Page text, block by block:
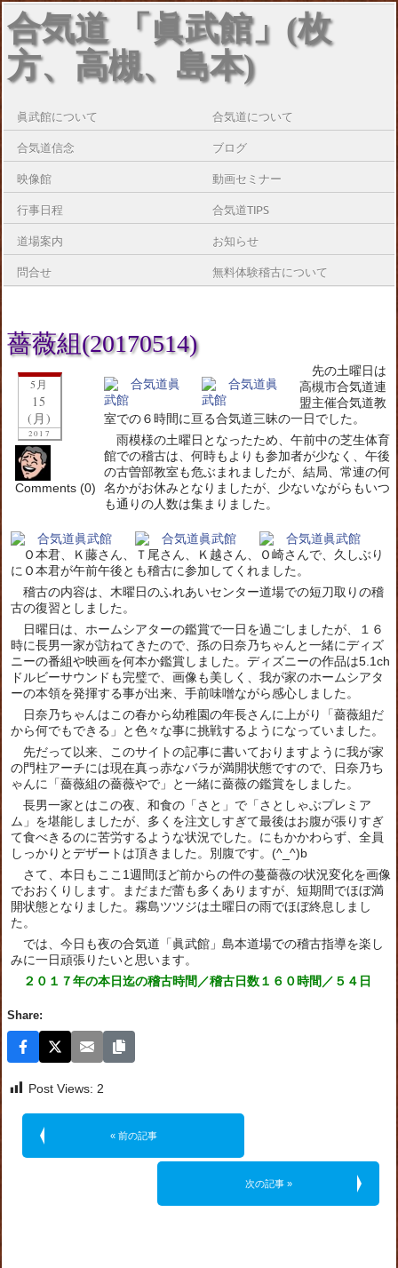
合気道 「眞武館」(枚
方、高槻、島本)
眞武館について 合気道について
合気道信念 ブログ
映像館 動画セミナー
行事日程 合気道TIPS
道場案内 お知らせ
問合せ 無料体験稽古について
薔薇組(20170514)
5月
15
(月)
2017
Comments (0)
先の土曜日は
高槻市合気道連
盟主催合気道教
室での６時間に亘る合気道三昧の一日でした。
雨模様の土曜日となったため、午前中の芝生体育
館での稽古は、何時もよりも参加者が少なく、午後
の古曽部教室も危ぶまれましたが、結局、常連の何
名かがお休みとなりましたが、少ないながらもいつ
も通りの人数は集まりました。
Ｏ本君、Ｋ藤さん、Ｔ尾さん、Ｋ越さん、Ｏ崎さんで、久しぶり
にＯ本君が午前午後とも稽古に参加してくれました。
稽古の内容は、木曜日のふれあいセンター道場での短刀取りの稽
古の復習としました。
日曜日は、ホームシアターの鑑賞で一日を過ごしましたが、１６
時に長男一家が訪ねてきたので、孫の日奈乃ちゃんと一緒にディズ
ニーの番組や映画を何本か鑑賞しました。ディズニーの作品は5.1ch
ドルビーサウンドも完璧で、画像も美しく、我が家のホームシアタ
ーの本領を発揮する事が出来、手前味噌ながら感心しました。
日奈乃ちゃんはこの春から幼稚園の年長さんに上がり「薔薇組だ
から何でもできる」と色々な事に挑戦するようになっていました。
先だって以来、このサイトの記事に書いておりますように我が家
の門柱アーチには現在真っ赤なバラが満開状態ですので、日奈乃ち
ゃんに「薔薇組の薔薇やで」と一緒に薔薇の鑑賞をしました。
長男一家とはこの夜、和食の「さと」で「さとしゃぶプレミア
ム」を堪能しましたが、多くを注文しすぎて最後はお腹が張りすぎ
て食べきるのに苦労するような状況でした。にもかかわらず、全員
しっかりとデザートは頂きました。別腹です。(^_^)b
さて、本日もここ1週間ほど前からの件の蔓薔薇の状況変化を画像
でおおくりします。まだまだ蕾も多くありますが、短期間でほぼ満
開状態となりました。霧島ツツジは土曜日の雨でほぼ終息しまし
た。
では、今日も夜の合気道「眞武館」島本道場での稽古指導を楽し
みに一日頑張りたいと思います。
２０１７年の本日迄の稽古時間／稽古日数１６０時間／５４日
Share:
Post Views: 2
« 前の記事
次の記事 »